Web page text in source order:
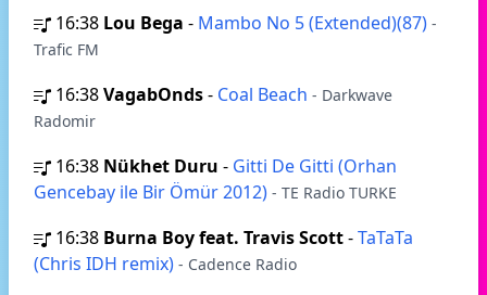
16:38 Lou Bega - Mambo No 5 (Extended)(87) -
Trafic FM
16:38VagabOnds- Coal Beach - Darkwave
Radomir
16:38 Nükhet Duru - Gitti De Gitti (Orhan
Gencebay ile Bir Ömür 2012) - TE Radio TURKE
16:38 Burna Boy feat. Travis Scott-TaTaTa
(Chris IDH remix) - Cadence Radio